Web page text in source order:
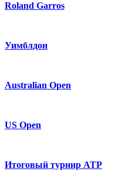
Roland Garros
Уимблдон
Australian Open
US Open
Итоговый турнир ATP